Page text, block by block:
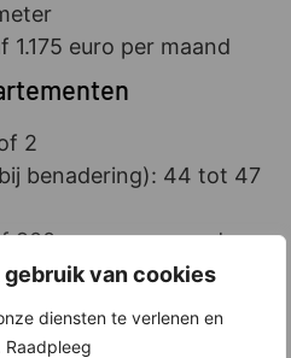
van cookies
diensten te verlenen en
1.175 euro per maand
2
benadering): 44 tot 47
900 euro per maand
in
deze zomer!